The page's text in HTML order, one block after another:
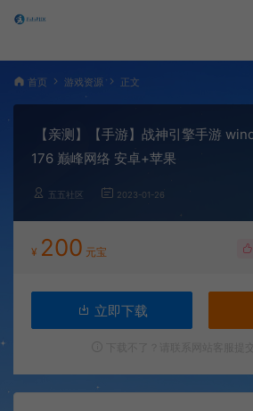
首页 游戏资源 正文
【亲测】【手游】战神引擎手游
176 巅峰网络 安卓+苹果
五五社区 2023-01-26
¥ 200 元宝
立即下载